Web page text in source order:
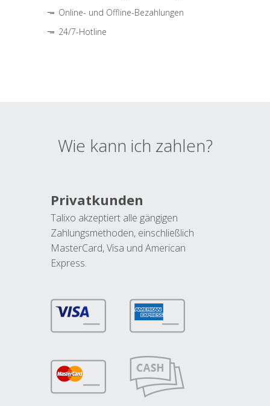
Online- und Offline-Bezahlungen
24/7-Hotline
Wie kann ich zahlen?
Privatkunden
Talixo akzeptiert alle gängigen
Zahlungsmethoden, einschließlich
MasterCard, Visa und American
Express.